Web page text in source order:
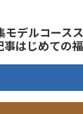
モデルコース
事はじめての